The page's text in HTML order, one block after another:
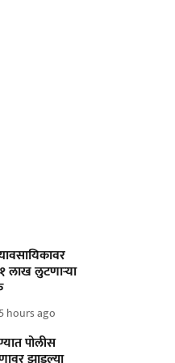
लाख लुटणाऱ्या
hours ago
पोलीस